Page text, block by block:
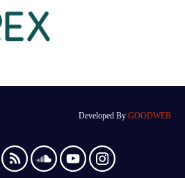
Developed By GOODWEB